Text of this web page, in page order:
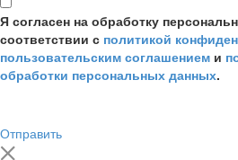
Я согласен на обработку
соответствии с политикой
пользовательским соглашением и
обработки персональных данных.
Отправить